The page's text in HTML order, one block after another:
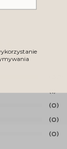
(1)
(0)
(0)
(0)